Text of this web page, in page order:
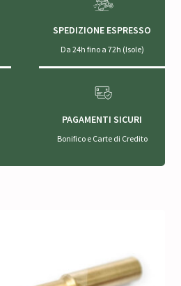
SPEDIZIONE ESPRESSO
Da 24h fino a 72h (Isole)
PAGAMENTI SICURI
Bonifico e Carte di Credito